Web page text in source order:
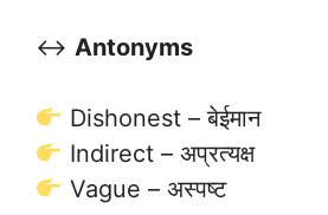
↔️ Antonyms
Dishonest – बेईमान
Indirect – अप्रत्यक्ष
Vague – अस्पष्ट